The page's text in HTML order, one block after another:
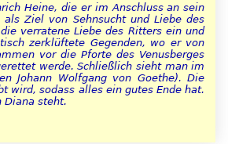
Heine, die er im Anschluss an sein
Ziel von Sehnsucht und Liebe des
verratene Liebe des Ritters ein und
zerklüftete Gegenden, wo er von
vor die Pforte des Venusberges
werde. Schließlich sieht man im
Johann Wolfgang von Goethe). Die
wird, sodass alles ein gutes Ende hat.
Diana steht.